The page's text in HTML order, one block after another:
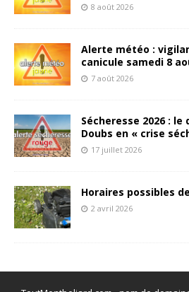
8 août 2026
Alerte météo :
canicule samedi 8
7 août 2026
Sécheresse 2026 :
Doubs en « crise
17 juillet 2026
Horaires possibles
2 avril 2026